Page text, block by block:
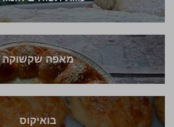
מאפה שקשוקה
בואיקוס